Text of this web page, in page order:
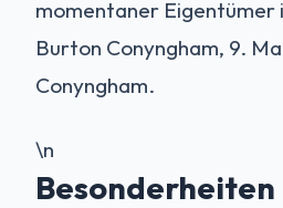
momentaner Eigentümer
Burton Conyngham, 9.
Conyngham.
\n
Besonderheiten